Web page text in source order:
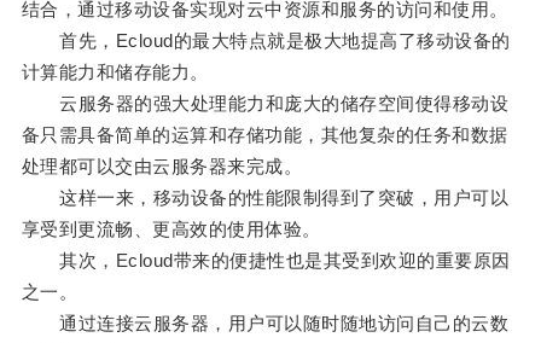
结合，通过移动设备实现对云中资源和服务的访问和使用。
首先，Ecloud的最大特点就是极大地提高了移动设备的
计算能力和储存能力。
云服务器的强大处理能力和庞大的储存空间使得移动设
备只需具备简单的运算和存储功能，其他复杂的任务和数据
处理都可以交由云服务器来完成。
这样一来，移动设备的性能限制得到了突破，用户可以
享受到更流畅、更高效的使用体验。
其次，Ecloud带来的便捷性也是其受到欢迎的重要原因
之一。
通过连接云服务器，用户可以随时随地访问自己的云数